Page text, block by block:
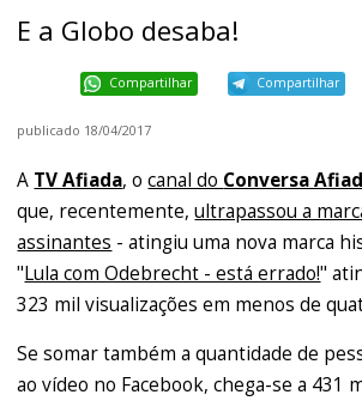
E a Globo desaba!
Compartilhar Compartilhar
publicado 18/04/2017
A TV Afiada, ocanal do Conversa
que, recentemente,ultrapassou a
assinantes - atingiu uma nova marca
"Lula com Odebrecht - está errado!"
323 mil visualizações em menos de
Se somar também a quantidade de
ao vídeo no Facebook, chega-se a 431